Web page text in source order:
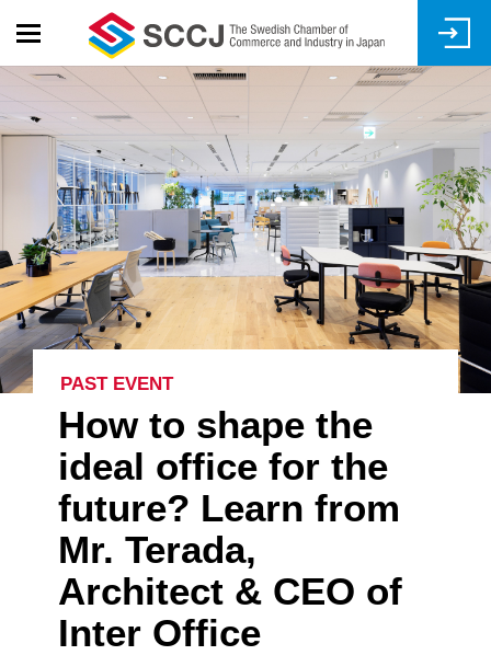
content
PAST EVENT
How to shape the
ideal office for the
future? Learn from
Mr. Terada,
Architect & CEO of
Inter Office